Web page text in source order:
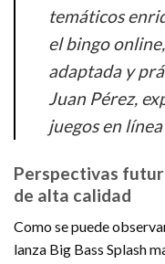
temáticos
el bingo
adaptada y
Juan Pérez,
juegos en línea
Perspectivas
de alta calidad
Como se puede
lanza Big Bass Splash